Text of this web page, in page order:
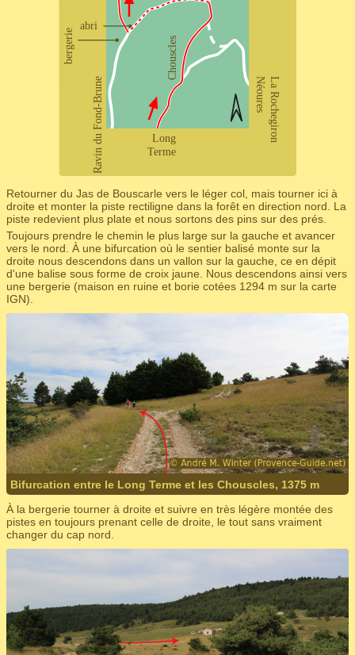
Retourner du Jas de Bouscarle vers le léger col, mais tourner ici à
droite et monter la piste rectiligne dans la forêt en direction nord. La
piste redevient plus plate et nous sortons des pins sur des prés.
Toujours prendre le chemin le plus large sur la gauche et avancer
vers le nord. À une bifurcation où le sentier balisé monte sur la
droite nous descendons dans un vallon sur la gauche, ce en dépit
d'une balise sous forme de croix jaune. Nous descendons ainsi vers
une bergerie (maison en ruine et borie cotées 1294 m sur la carte
IGN).
Bifurcation entre le Long Terme et les Chouscles, 1375 m
À la bergerie tourner à droite et suivre en très légère montée des
pistes en toujours prenant celle de droite, le tout sans vraiment
changer du cap nord.